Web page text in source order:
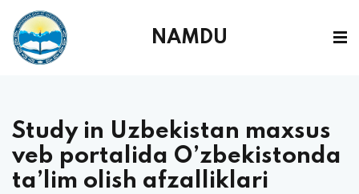
NAMDU
Study in Uzbekistan maxsus
veb portalida O’zbekistonda
ta’lim olish afzalliklari